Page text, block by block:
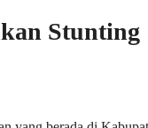
Stunting